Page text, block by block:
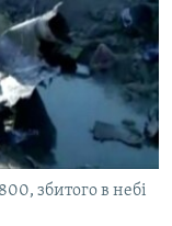
збитого в небі